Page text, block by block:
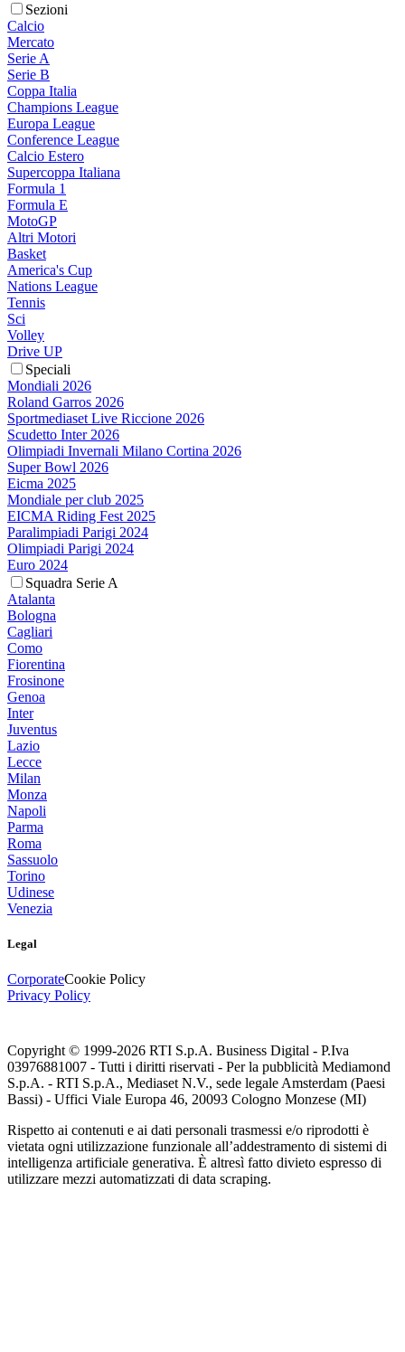
Sezioni
Calcio
Mercato
Serie A
Serie B
Coppa Italia
Champions League
Europa League
Conference League
Calcio Estero
Supercoppa Italiana
Formula 1
Formula E
MotoGP
Altri Motori
Basket
America's Cup
Nations League
Tennis
Sci
Volley
Drive UP
Speciali
Mondiali 2026
Roland Garros 2026
Sportmediaset Live Riccione 2026
Scudetto Inter 2026
Olimpiadi Invernali Milano Cortina 2026
Super Bowl 2026
Eicma 2025
Mondiale per club 2025
EICMA Riding Fest 2025
Paralimpiadi Parigi 2024
Olimpiadi Parigi 2024
Euro 2024
Squadra Serie A
Atalanta
Bologna
Cagliari
Como
Fiorentina
Frosinone
Genoa
Inter
Juventus
Lazio
Lecce
Milan
Monza
Napoli
Parma
Roma
Sassuolo
Torino
Udinese
Venezia
Legal
CorporateCookie Policy
Privacy Policy
Copyright © 1999-2026 RTI S.p.A. Business Digital - P.Iva
03976881007 - Tutti i diritti riservati - Per la pubblicità Mediamond
S.p.A. - RTI S.p.A., Mediaset N.V., sede legale Amsterdam (Paesi
Bassi) - Uffici Viale Europa 46, 20093 Cologno Monzese (MI)
Rispetto ai contenuti e ai dati personali trasmessi e/o riprodotti è
vietata ogni utilizzazione funzionale all’addestramento di sistemi di
intelligenza artificiale generativa. È altresì fatto divieto espresso di
utilizzare mezzi automatizzati di data scraping.